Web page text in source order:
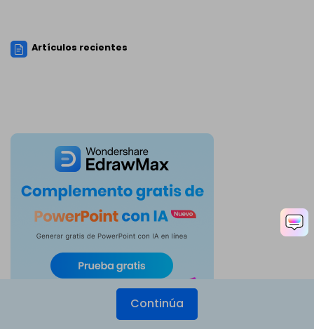
Artículos recientes
Continúa